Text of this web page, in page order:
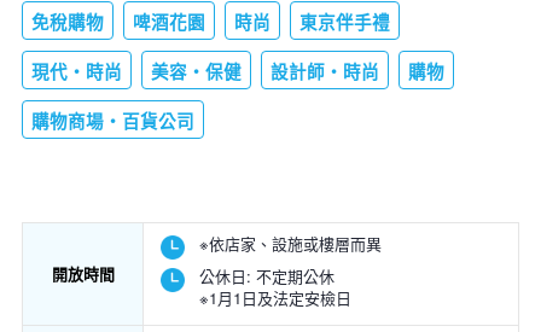
免稅購物 啤酒花園 時尚 東京伴手禮
現代・時尚 美容・保健 設計師・時尚 購物
購物商場・百貨公司
開放時間
※依店家、設施或樓層而異
公休日: 不定期公休
※1月1日及法定安檢日